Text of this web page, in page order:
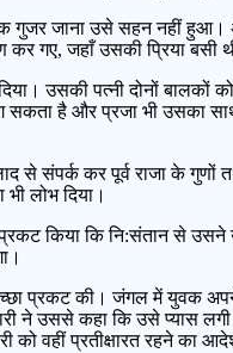
गुजर जाना उसे सहन नहीं हुआ।
गए, जहाँ उसकी प्रिया बसी
उसकी पत्नी दोनों
सकता है और प्रजा भी उसका
संपर्क कर पूर्व राजा के गुणों
लोभ दिया।
किया कि नि:संतान से
प्रकट की। जंगल में युवक
ने उससे कहा कि उसे प्यास
को वहीं प्रतीक्षारत रहने का